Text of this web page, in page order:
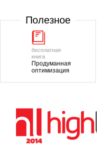
Полезноe
бесплатная
книга
Продуманная
оптимизация